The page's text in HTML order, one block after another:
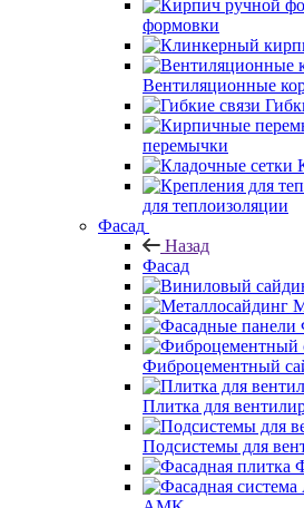
формовки
Вентиляционные
перемычки
для теплоизоляции
Фасад
Назад
Фасад
Фиброцементный
Плитка для
Подсистемы для